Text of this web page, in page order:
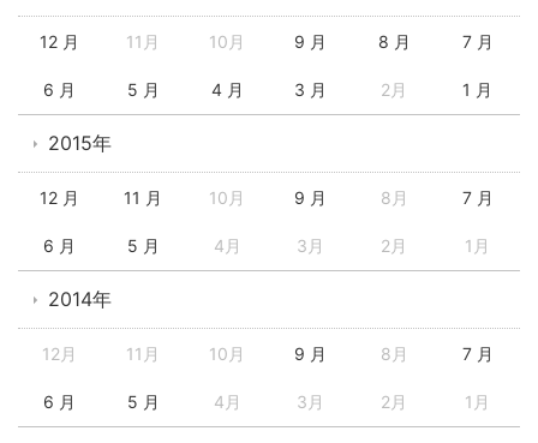
12 月 11月 10月 9 月 8 月 7 月
6 月 5 月 4 月 3 月 2月 1 月
2015年
12 月 11 月 10月 9 月 8月 7 月
6 月 5 月 4月 3月 2月 1月
2014年
12月 11月 10月 9 月 8月 7 月
6 月 5 月 4月 3月 2月 1月